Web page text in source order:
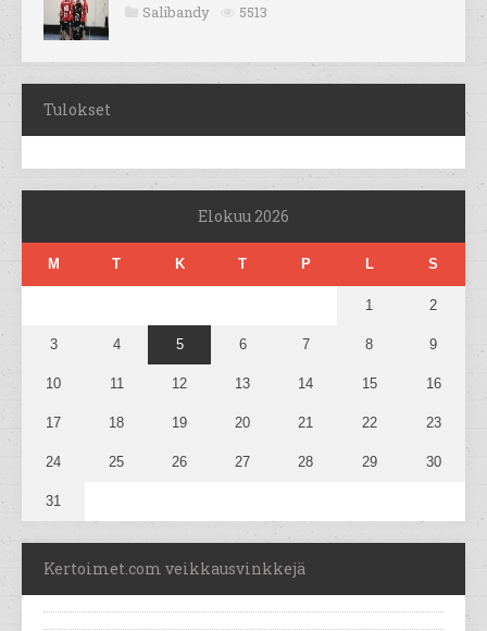
Salibandy 5513
Tulokset
Elokuu 2026
M T K T P L S
1 2
3 4 5 6 7 8 9
10 11 12 13 14 15 16
17 18 19 20 21 22 23
24 25 26 27 28 29 30
31
Kertoimet.com veikkausvinkkejä